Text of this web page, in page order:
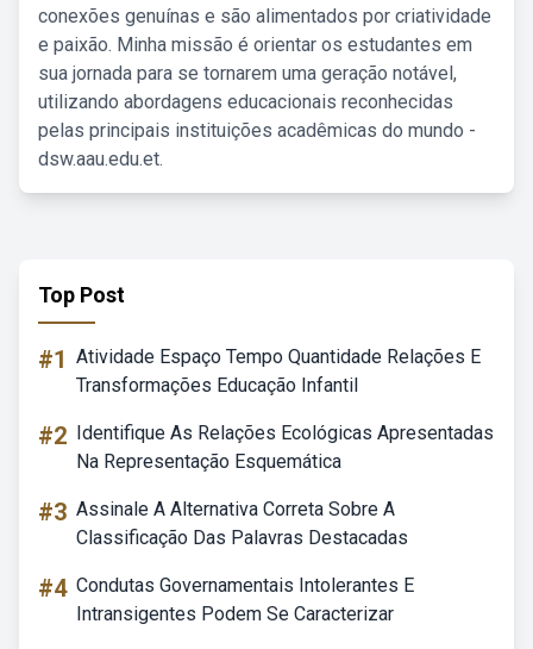
conexões genuínas e são alimentados por criatividade
e paixão. Minha missão é orientar os estudantes em
sua jornada para se tornarem uma geração notável,
utilizando abordagens educacionais reconhecidas
pelas principais instituições acadêmicas do mundo -
dsw.aau.edu.et.
Top Post
#1 Atividade Espaço Tempo Quantidade Relações E
Transformações Educação Infantil
#2 Identifique As Relações Ecológicas Apresentadas
Na Representação Esquemática
#3 Assinale A Alternativa Correta Sobre A
Classificação Das Palavras Destacadas
#4 Condutas Governamentais Intolerantes E
Intransigentes Podem Se Caracterizar